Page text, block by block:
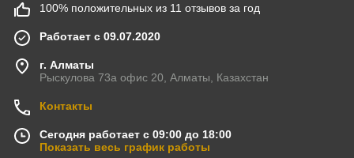
100% положительных из 11 отзывов за год
Работает с 09.07.2020
г. Алматы
Рыскулова 73а офис 20, Алматы, Казахстан
Контакты
Сегодня работает с 09:00 до 18:00
Показать весь график работы